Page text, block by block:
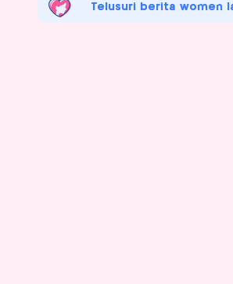
Telusuri berita women